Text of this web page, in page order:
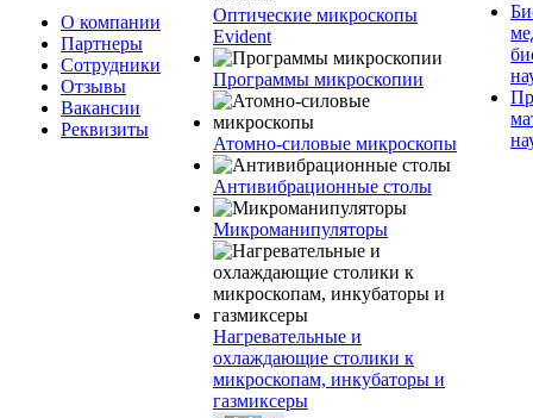
О компании
Партнеры
Сотрудники
Отзывы
Вакансии
Реквизиты
Оптические микроскопы
Evident
Программы микроскопии
Атомно-силовые микроскопы
Антивибрационные столы
Микроманипуляторы
Нагревательные и
охлаждающие столики к
микроскопам, инкубаторы и
газмиксеры